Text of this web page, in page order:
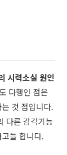
시력소실 원인
다행인 점은
는 것 점입니다.
다른 감각기능
들 합니다.